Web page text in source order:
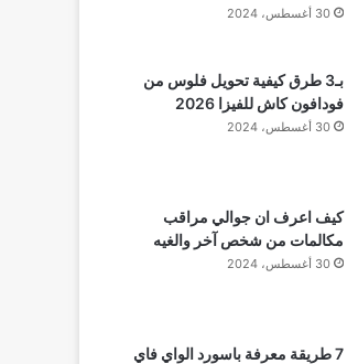
30 أغسطس، 2024
بـ3 طرق كيفية تحويل فلوس من
فودافون كاش للفيزا 2026
30 أغسطس، 2024
كيف اعرف ان جوالي مراقب
مكالمات من شخص آخر والغيه
30 أغسطس، 2024
7 طريقة معرفة باسورد الواي فاي